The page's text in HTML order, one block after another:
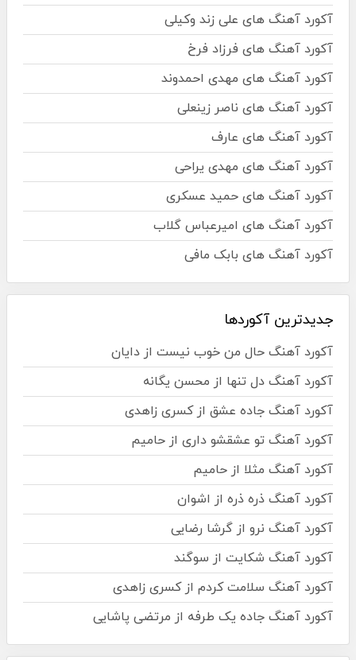
آکورد آهنگ های علی زند وکیلی
آکورد آهنگ های فرزاد فرخ
آکورد آهنگ های مهدی احمدوند
آکورد آهنگ های ناصر زینعلی
آکورد آهنگ های عارف
آکورد آهنگ های مهدی یراحی
آکورد آهنگ های حمید عسکری
آکورد آهنگ های امیرعباس گلاب
آکورد آهنگ های بابک مافی
جدیدترین آکوردها
آکورد آهنگ حال من خوب نیست از دایان
آکورد آهنگ دل تنها از محسن یگانه
آکورد آهنگ جاده عشق از کسری زاهدی
آکورد آهنگ تو عشقشو داری از حامیم
آکورد آهنگ مثلا از حامیم
آکورد آهنگ ذره ذره از اشوان
آکورد آهنگ نرو از گرشا رضایی
آکورد آهنگ شکایت از سوگند
آکورد آهنگ سلامت کردم از کسری زاهدی
آکورد آهنگ جاده یک طرفه از مرتضی پاشایی